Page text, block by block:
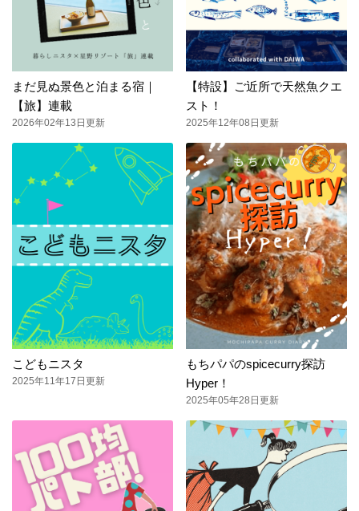
まだ見ぬ景色と泊まる宿｜
【旅】連載
2026年02年13日更新
【特設】ご近所で天然魚クエ
スト！
2025年12年08日更新
こどもニスタ
2025年11年17日更新
もちパパのspicecurry探訪
Hyper！
2025年05年28日更新